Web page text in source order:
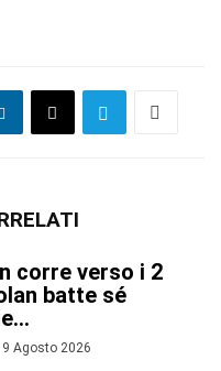
corre verso i 2
batte sé
9 Agosto 2026